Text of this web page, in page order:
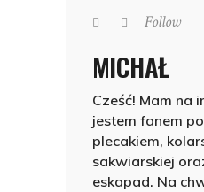
Follow
MICHAŁ
Cześć! Mam na
jestem fanem
plecakiem,
sakwiarskiej
eskapad. Na